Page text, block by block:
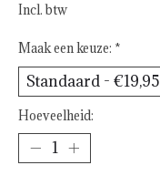
Incl. btw
Maak een keuze: *
Hoeveelheid: